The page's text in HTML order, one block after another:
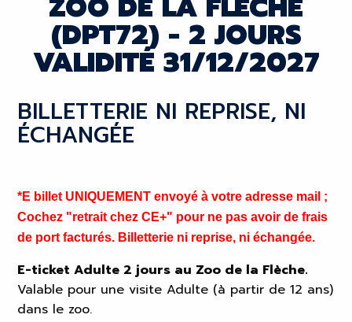
(DPT72) - 2 JOURS
VALIDITÉ 31/12/2027
BILLETTERIE NI REPRISE, NI
ÉCHANGÉE
*E billet UNIQUEMENT envoyé à votre adresse mail ;
Cochez "retrait chez CE+" pour ne pas avoir de frais
de port facturés. Billetterie ni reprise, ni échangée.
E-ticket Adulte 2 jours au Zoo de la Flèche.
Valable pour une visite Adulte (à partir de 12 ans)
dans le zoo.